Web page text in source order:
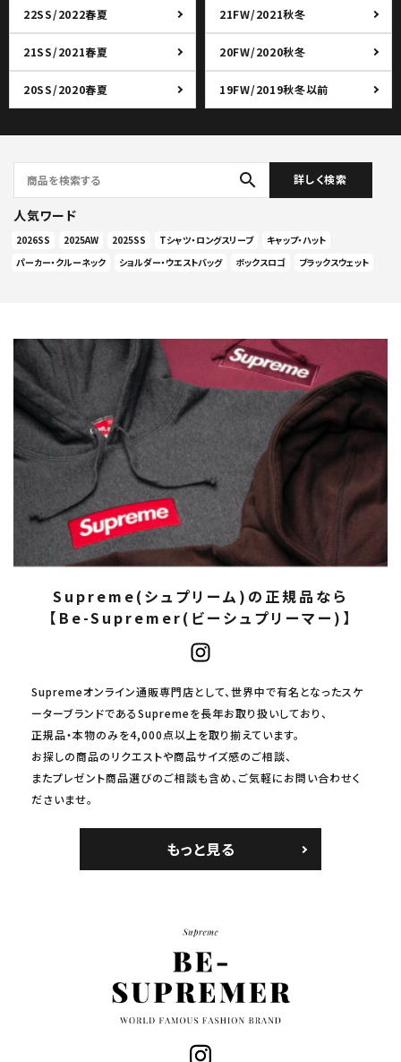
22SS/2022春夏 21FW/2021秋冬
21SS/2021春夏 20FW/2020秋冬
20SS/2020春夏 19FW/2019秋冬以前
search 詳しく検索
人気ワード
2026SS 2025AW 2025SS Tシャツ・ロングスリーブ
キャップ・ハット
パーカー・クルーネック
ショルダー・ウエストバッグ ボックスロゴ ブラックスウェット
Supreme(シュプリーム)の正規品なら
【Be-Supremer(ビーシュプリーマー)】
Supremeオンライン通販専門店として、世界中で有名となったスケ
ーターブランドであるSupremeを長年お取り扱いしており、
正規品・本物のみを4,000点以上を取り揃えています。
お探しの商品のリクエストや商品サイズ感のご相談、
またプレゼント商品選びのご相談も含め、ご気軽にお問い合わせく
ださいませ。
もっと見る